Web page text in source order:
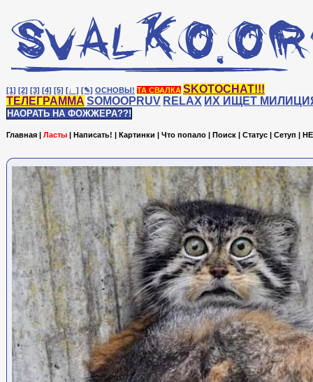
[1] [2] [3] [4] [5] [♩] [✎] ОСНОВЫ! ТА СВАЛКА SKOTOCHAT!!!
ТЕЛЕГРАММА SOMOOPRUV RELAX ИХ ИЩЕТ
НАОРАТЬ НА ФОЖЖЕРА??!
Главная | Ласты | Написать! | Картинки | Что попало | Поиск | Статус | Сетуп |